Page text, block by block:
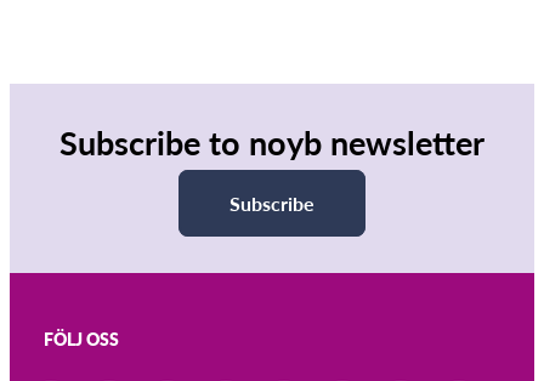
Subscribe to noyb newsletter
Subscribe
FÖLJ OSS